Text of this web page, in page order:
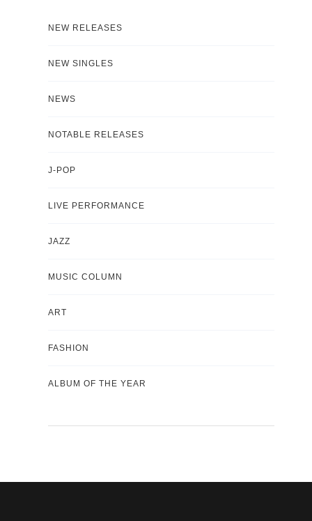
NEW RELEASES
NEW SINGLES
NEWS
NOTABLE RELEASES
J-POP
LIVE PERFORMANCE
JAZZ
MUSIC COLUMN
ART
FASHION
ALBUM OF THE YEAR